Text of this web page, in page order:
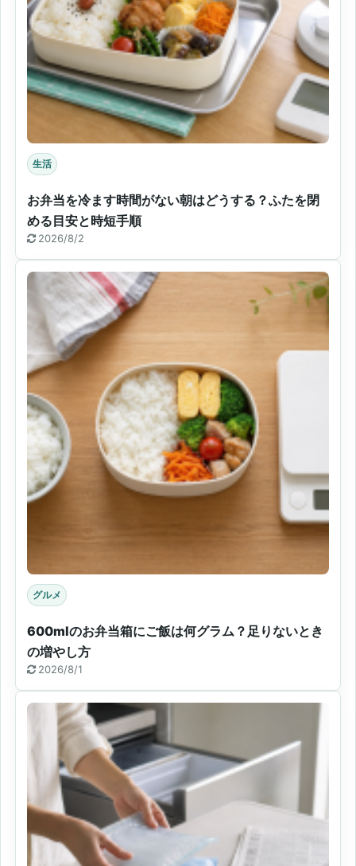
生活
お弁当を冷ます時間がない朝はどうする？ふたを閉
める目安と時短手順
2026/8/2
グルメ
600mlのお弁当箱にご飯は何グラム？足りないとき
の増やし方
2026/8/1